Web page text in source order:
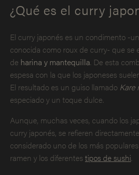
¿Qué es el curry
El curry japonés es un condimento -
conocida como roux de curry- que se
de harina y mantequilla. De esta
espesa con la que los japoneses
El resultado es un guiso llamado Kare
especiado y un toque dulce.
Aunque, muchas veces, cuando los
curry japonés, se refieren
considerado uno de los más
ramen y los diferentes tipos de sushi.